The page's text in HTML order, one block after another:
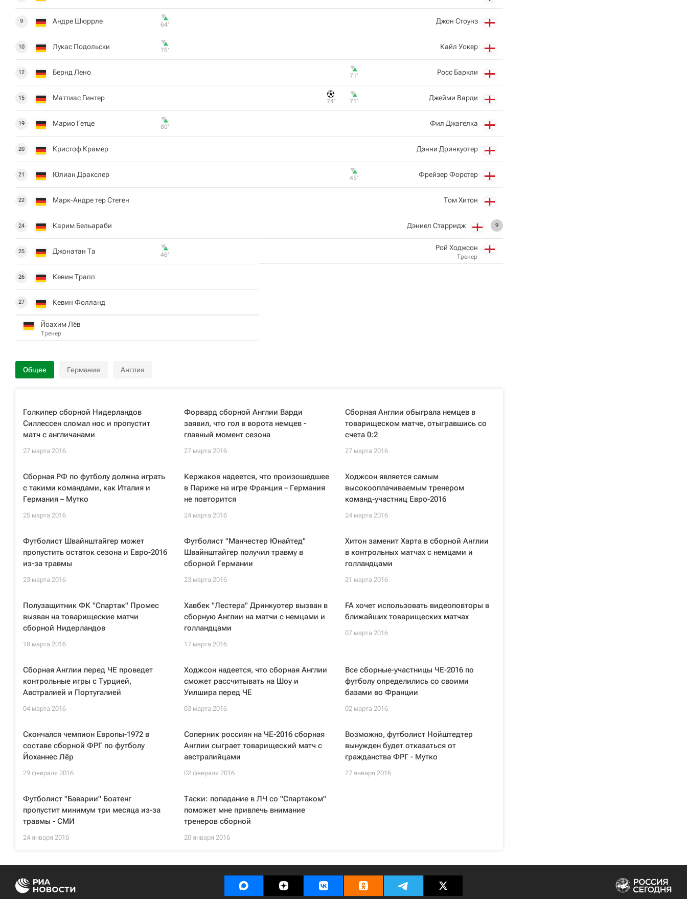
9 Андре Шюррле 64‎’‎
10 Лукас Подольски 75‎’‎
12 Бернд Лено
15 Маттиас Гинтер
19 Марио Гетце 80‎’‎
20 Кристоф Крамер
21 Юлиан Дракслер
22 Марк-Андре тер Стеген
24 Карим Бельараби
25 Джонатан Та 46‎’‎
26 Кевин Трапп
27 Кевин Фолланд
Йоахим Лёв
Тренер
Джон Стоунз
Кайл Уокер
Росс Баркли
71‎’‎
Джейми Варди
71‎’‎
74‎’‎
Фил Джагелка
Дэнни Дринкуотер
Фрейзер Форстер
45‎’‎
Том Хитон
9
Дэниел Старридж
Рой Ходжсон
Тренер
Общее Германия Англия
Голкипер сборной Нидерландов
Силлессен сломал нос и пропустит
матч с англичанами
27 марта 2016
Форвард сборной Англии Варди
заявил, что гол в ворота немцев -
главный момент сезона
27 марта 2016
Сборная Англии обыграла немцев в
товарищеском матче, отыгравшись со
счета 0:2
27 марта 2016
Сборная РФ по футболу должна играть
с такими командами, как Италия и
Германия – Мутко
25 марта 2016
Кержаков надеется, что произошедшее
в Париже на игре Франция – Германия
не повторится
24 марта 2016
Ходжсон является самым
высокооплачиваемым тренером
команд-участниц Евро-2016
24 марта 2016
Футболист Швайнштайгер может
пропустить остаток сезона и Евро-2016
из-за травмы
23 марта 2016
Футболист "Манчестер Юнайтед"
Швайнштайгер получил травму в
сборной Германии
23 марта 2016
Хитон заменит Харта в сборной Англии
в контрольных матчах с немцами и
голландцами
21 марта 2016
Полузащитник ФК "Спартак" Промес
вызван на товарищеские матчи
сборной Нидерландов
18 марта 2016
Хавбек "Лестера" Дринкуотер вызван в
сборную Англии на матчи с немцами и
голландцами
17 марта 2016
FA хочет использовать видеоповторы в
ближайших товарищеских матчах
07 марта 2016
Сборная Англии перед ЧЕ проведет
контрольные игры с Турцией,
Австралией и Португалией
04 марта 2016
Ходжсон надеется, что сборная Англии
сможет рассчитывать на Шоу и
Уилшира перед ЧЕ
03 марта 2016
Все сборные-участницы ЧЕ-2016 по
футболу определились со своими
базами во Франции
02 марта 2016
Скончался чемпион Европы-1972 в
составе сборной ФРГ по футболу
Йоханнес Лёр
29 февраля 2016
Соперник россиян на ЧЕ-2016 сборная
Англии сыграет товарищеский матч с
австралийцами
02 февраля 2016
Возможно, футболист Нойштедтер
вынужден будет отказаться от
гражданства ФРГ - Мутко
27 января 2016
Футболист "Баварии" Боатенг
пропустит минимум три месяца из-за
травмы - СМИ
24 января 2016
Таски: попадание в ЛЧ со "Спартаком"
поможет мне привлечь внимание
тренеров сборной
20 января 2016